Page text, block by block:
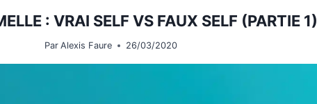
: VRAI SELF VS FAUX SELF (PARTIE 1)
Par Alexis Faure 26/03/2020